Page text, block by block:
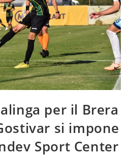
per il Brera
si impone
Sport Center